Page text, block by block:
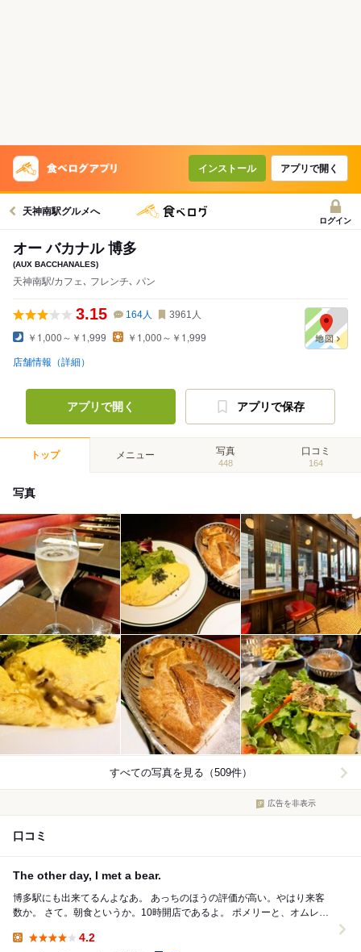
インストール アプリで開く
天神南駅グルメへ
ログイン
オー バカナル 博多
(AUX BACCHANALES)
天神南駅/カフェ､ フレンチ､ パン
3.15 164人 3961 人
￥1,000～￥1,999 ￥1,000～￥1,999
店舗情報（詳細）
アプリで開く アプリで保存
トップ メニュー 写真
448
口コミ
164
写真
すべての写真を見る（509件）
広告を非表示
口コミ
The other day, I met a bear.
博多駅にも出来てるんよなあ。 あっちのほうの評価が高い。やはり来客
数か。 さて。朝食というか。10時開店であるよ。 ポメリーと、オムレッ
4.2